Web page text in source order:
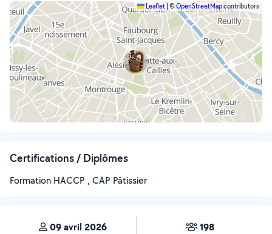
Leaflet|©OpenStreetMapcontributors
Certifications / Diplômes
Formation HACCP , CAP Pâtissier
09 avril 2026 198